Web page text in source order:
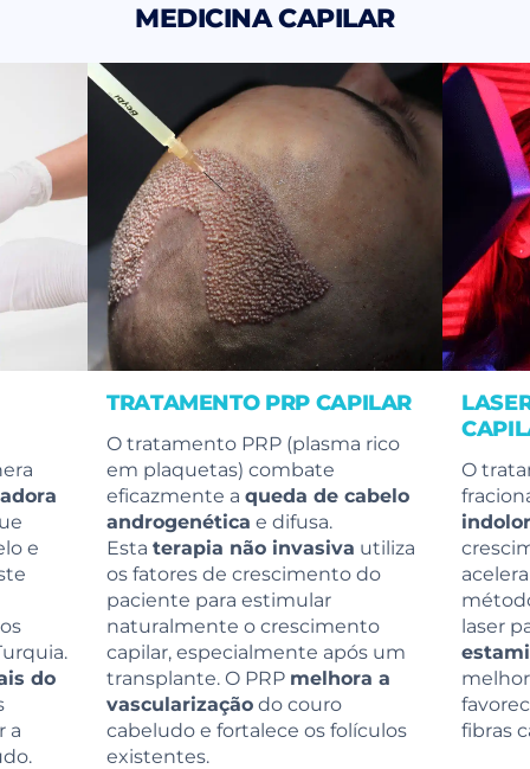
MEDICINA CAPILAR
e
do
a
TRATAMENTO PRP CAPILAR
O tratamento PRP (plasma rico
em plaquetas) combate
eficazmente a queda de cabelo
androgenética e difusa.
Esta terapia não invasiva utiliza
os fatores de crescimento do
paciente para estimular
naturalmente o crescimento
capilar, especialmente após um
transplante. O PRP melhora a
vascularizaçãodo couro
cabeludo e fortalece os folículos
existentes.
O
indolor
laser
fibras